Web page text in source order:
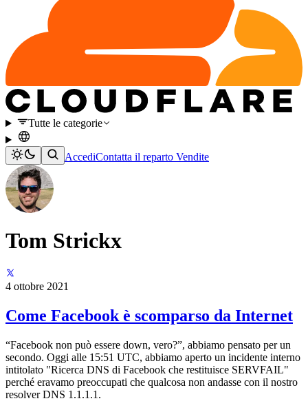
Tutte le categorie
AccediContatta il reparto Vendite
Tom Strickx
4 ottobre 2021
Come Facebook è scomparso da Internet
“Facebook non può essere down, vero?”, abbiamo pensato per un
secondo. Oggi alle 15:51 UTC, abbiamo aperto un incidente interno
intitolato "Ricerca DNS di Facebook che restituisce SERVFAIL"
perché eravamo preoccupati che qualcosa non andasse con il nostro
resolver DNS 1.1.1.1.